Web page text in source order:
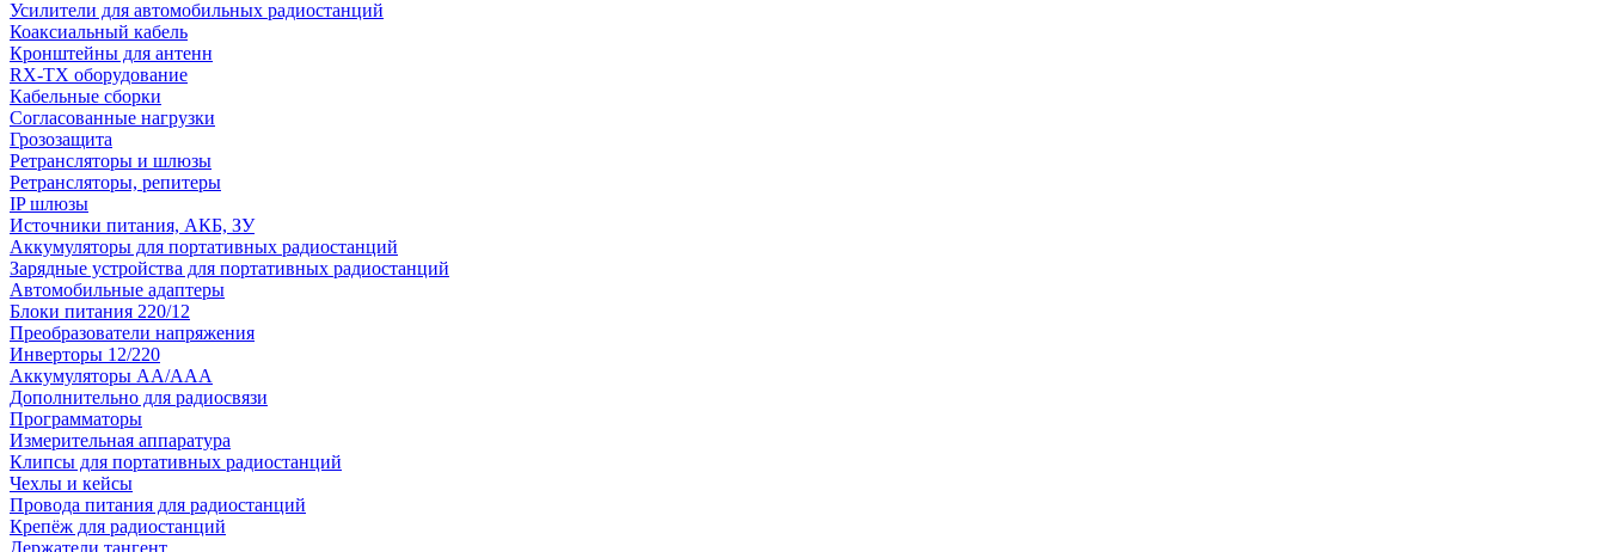
Усилители для автомобильных радиостанций
Коаксиальный кабель
Кронштейны для антенн
RX-TX оборудование
Кабельные сборки
Согласованные нагрузки
Грозозащита
Ретрансляторы и шлюзы
Ретрансляторы, репитеры
IP шлюзы
Источники питания, АКБ, ЗУ
Аккумуляторы для портативных радиостанций
Зарядные устройства для портативных радиостанций
Автомобильные адаптеры
Блоки питания 220/12
Преобразователи напряжения
Инверторы 12/220
Аккумуляторы АА/ААА
Дополнительно для радиосвязи
Программаторы
Измерительная аппаратура
Клипсы для портативных радиостанций
Чехлы и кейсы
Провода питания для радиостанций
Крепёж для радиостанций
Держатели тангент